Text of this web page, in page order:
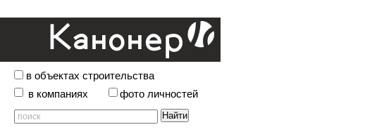
в объектах строительства
в компаниях
фото личностей